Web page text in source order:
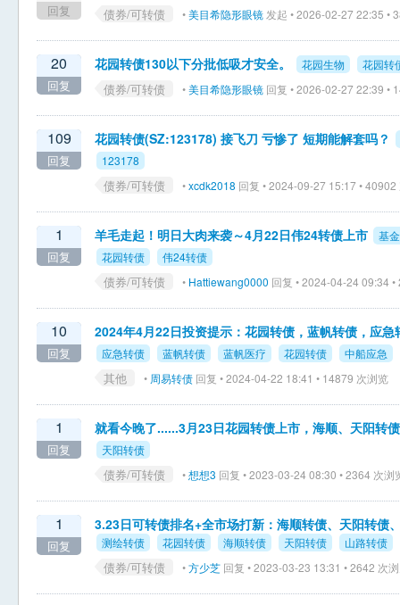
回复 债券/可转债 •美目希隐形眼镜 发起 • 2026-02-27 22:35 •
20
回复
花园转债130以下分批低吸才安全。 花园生物 花园转
债券/可转债 •美目希隐形眼镜 回复 • 2026-02-27 22:39 •
109
回复
花园转债(SZ:123178) 接飞刀 亏惨了 短期能解套吗？
123178
债券/可转债 •xcdk2018 回复 • 2024-09-27 15:17 • 40902
1
回复
羊毛走起！明日大肉来袭～4月22日伟24转债上市
基
花园转债
伟24转债
债券/可转债 • Hattiewang0000 回复 • 2024-04-24 09:34
10
回复
2024年4月22日投资提示：花园转债，蓝帆转债，应急
应急转债 蓝帆转债 蓝帆医疗 花园转债 中船应急
其他 • 周易转债 回复 • 2024-04-22 18:41 • 14879 次浏览
1
回复
就看今晚了......3月23日花园转债上市，海顺、天阳转
天阳转债
债券/可转债 •想想3 回复 • 2023-03-24 08:30 • 2364 次浏
1
回复
3.23日可转债排名+全市场打新：海顺转债、天阳转债
测绘转债 花园转债 海顺转债 天阳转债 山路转债
债券/可转债 •方少芝 回复 • 2023-03-23 13:31 • 2642 次